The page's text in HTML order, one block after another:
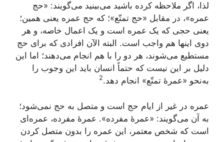
لذا، اگر ملاحظه کرده باشید می‌بینید می‌گویند: «حج
عمره»، در مقابل «حج تمتّع»؛ که حج عمره یعنی همین؛
یعنی حجی که یک عمره است و یک اعمال خاصه، و هر
دوی اینها هم واجب است. البته الآن افرادی که برای حج
مستطیع می‌شوند، هر دو را با هم انجام می‌دهند؛ اما این
دلیل بر این نیست که حتماً انسان باید این وجوب را
به‌نحو «عمرۀ تمتّع» انجام دهد.2
عمره در غیر از ایام حج است و متصل به حج نمی‌شود؛
به آن می‌گویند: «عمرۀ مفرده». عمرۀ مفرده، عمره‌ای
است که شخص معتمر، این عمره را بدون متصل کردن